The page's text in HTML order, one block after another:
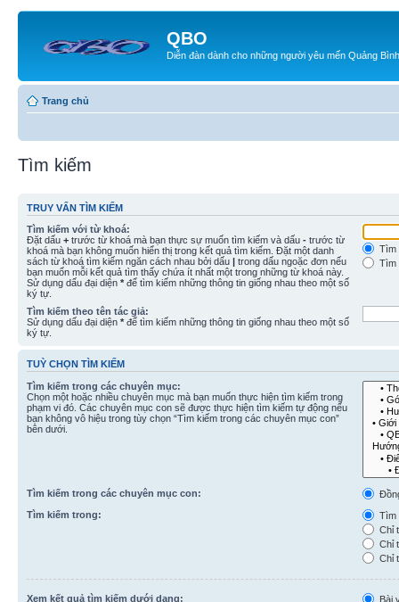
QBO
Diễn đàn dành cho những người yêu mến Quảng Bình
Trang chủ
Tìm kiếm
TRUY VẤN TÌM KIẾM
Tìm kiếm với từ khoá:
Đặt dấu + trước từ khoá mà bạn thực sự muốn tìm kiếm và dấu - trước từ
khoá mà bạn không muốn hiển thị trong kết quả tìm kiếm. Đặt một danh
sách từ khoá tìm kiếm ngăn cách nhau bởi dấu | trong dấu ngoặc đơn nếu
bạn muốn mỗi kết quả tìm thấy chứa ít nhất một trong những từ khoá này.
Sử dụng dấu đại diện * để tìm kiếm những thông tin giống nhau theo một số
ký tự.
Tìm
Tìm
Tìm kiếm theo tên tác giả:
Sử dụng dấu đại diện * để tìm kiếm những thông tin giống nhau theo một số
ký tự.
TUỲ CHỌN TÌM KIẾM
Tìm kiếm trong các chuyên mục:
Chọn một hoặc nhiều chuyên mục mà bạn muốn thực hiện tìm kiếm trong
phạm vi đó. Các chuyên mục con sẽ được thực hiện tìm kiếm tự động nếu
bạn không vô hiệu trong tùy chọn “Tìm kiếm trong các chuyên mục con”
bên dưới.
Tìm kiếm trong các chuyên mục con:
Tìm kiếm trong:
Tìm
Chỉ
Chỉ
Chỉ
Xem kết quả tìm kiếm dưới dạng:
Bài